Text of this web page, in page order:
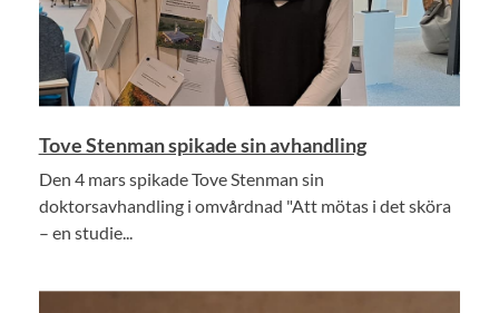
Tove Stenman spikade sin avhandling
Den 4 mars spikade Tove Stenman sin
doktorsavhandling i omvårdnad "Att mötas i det sköra
– en studie...